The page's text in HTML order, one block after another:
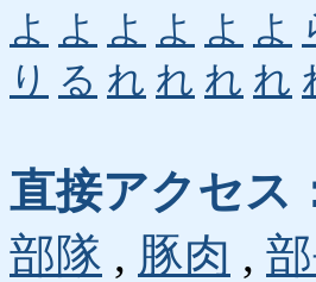
よ よ よ よ よ よ
り る れ れ れ れ
直接アクセス
部隊 , 豚肉 ,